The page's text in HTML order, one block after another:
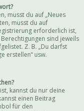
musst du auf „Neues
musst du auf
erforderlich ist,
sind jeweils
Z. B. „Du darfst
erstellen“ usw.
kannst du nur deine
einen Beitrag
für den